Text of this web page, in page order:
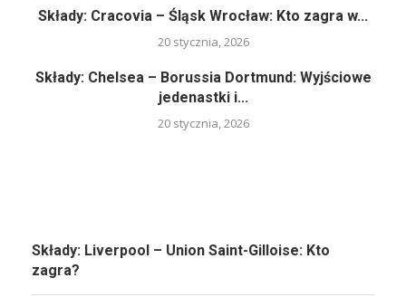
Składy: Cracovia – Śląsk Wrocław: Kto zagra w...
20 stycznia, 2026
Składy: Chelsea – Borussia Dortmund: Wyjściowe
jedenastki i...
20 stycznia, 2026
Składy: Liverpool – Union Saint-Gilloise: Kto
zagra?